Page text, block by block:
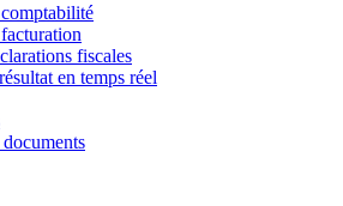
fiscales
en temps réel